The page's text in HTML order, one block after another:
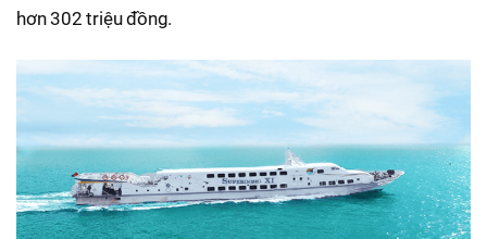
hơn 302 triệu đồng.